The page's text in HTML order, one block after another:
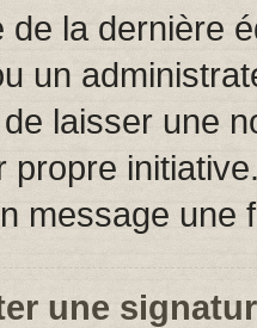
de la dernière
un
laisser une
propre
message une
une